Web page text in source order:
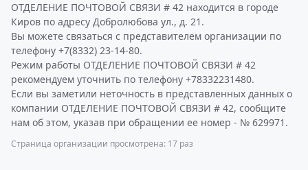
ОТДЕЛЕНИЕ ПОЧТОВОЙ СВЯЗИ # 42 находится в городе
Киров по адресу Добролюбова ул., д. 21.
Вы можете связаться с представителем организации по
телефону +7(8332) 23-14-80.
Режим работы ОТДЕЛЕНИЕ ПОЧТОВОЙ СВЯЗИ # 42
рекомендуем уточнить по телефону +78332231480.
Если вы заметили неточность в представленных данных о
компании ОТДЕЛЕНИЕ ПОЧТОВОЙ СВЯЗИ # 42, сообщите
нам об этом, указав при обращении ее номер - № 629971.
Страница организации просмотрена: 17 раз